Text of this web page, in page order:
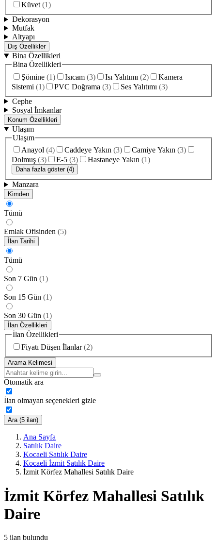
Küvet (1)
Dekorasyon
Mutfak
Altyapı
Dış Özellikler
Bina Özellikleri
Bina Özellikleri
Şömine (1) Isıcam (3) Isı Yalıtımı (2)
Kamera
Sistemi (1) PVC Doğrama (3) Ses Yalıtımı (3)
Cephe
Sosyal İmkanlar
Konum Özellikleri
Ulaşım
Ulaşım
Anayol (4) Caddeye Yakın (3) Camiye Yakın (3)
Dolmuş (3) E-5 (3) Hastaneye Yakın (1)
Daha fazla göster (4)
Manzara
Kimden
Tümü
Emlak Ofisinden (5)
İlan Tarihi
Tümü
Son 7 Gün (1)
Son 15 Gün (1)
Son 30 Gün (1)
İlan Özellikleri
İlan Özellikleri
Fiyatı Düşen İlanlar (2)
Arama Kelimesi
Otomatik ara
İlan olmayan seçenekleri gizle
Ara (5 ilan)
Ana Sayfa
Satılık Daire
Kocaeli Satılık Daire
Kocaeli İzmit Satılık Daire
İzmit Körfez Mahallesi Satılık Daire
İzmit Körfez Mahallesi Satılık
Daire
5 ilan bulundu